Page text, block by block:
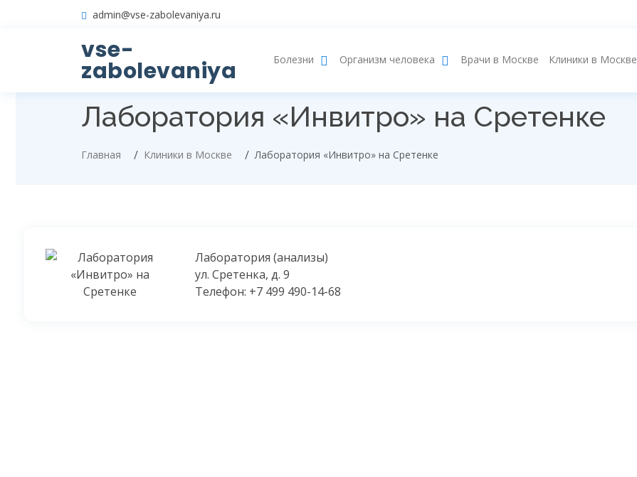
admin@vse-zabolevaniya.ru
vse-
zabolevaniya Болезни Организм человека Врачи в Москве Клиники в Москве
Лаборатория «Инвитро» на Сретенке
Главная Клиники в Москве Лаборатория «Инвитро» на Сретенке
Лаборатория (анализы)
ул. Сретенка, д. 9
Телефон: +7 499 490-14-68